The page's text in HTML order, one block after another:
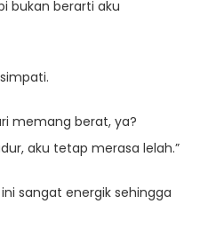
bukan berarti aku
memang berat, ya?
aku tetap merasa lelah.”
sangat energik sehingga